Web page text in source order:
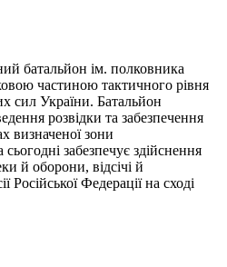
батальйон ім. полковника
частиною тактичного рівня
сил України. Батальйон
розвідки та забезпечення
визначеної зони
забезпечує здійснення
й оборони, відсічі й
Російської Федерації на сході